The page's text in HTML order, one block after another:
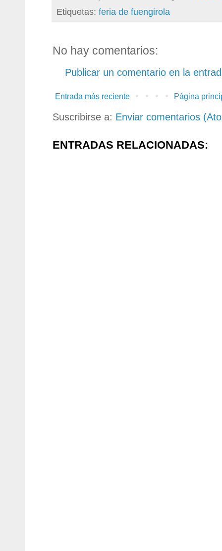
Etiquetas: feria de fuengirola
No hay comentarios:
Publicar un comentario en la
Entrada más reciente Página
Suscribirse a: Enviar comentarios
ENTRADAS RELACIONADAS: